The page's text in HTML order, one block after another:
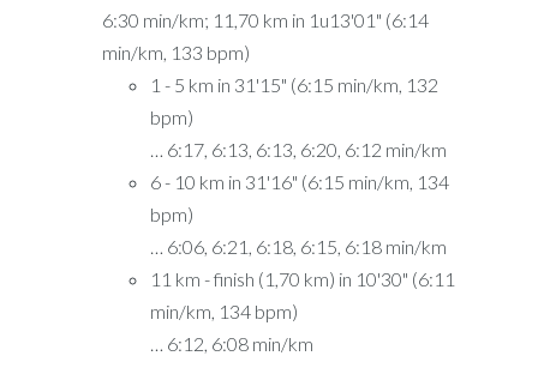
6:30 min/km; 11,70 km in 1u13'01" (6:14
min/km, 133 bpm)
1 - 5 km in 31'15" (6:15 min/km, 132
bpm)
… 6:17, 6:13, 6:13, 6:20, 6:12 min/km
6 - 10 km in 31'16" (6:15 min/km, 134
bpm)
… 6:06, 6:21, 6:18, 6:15, 6:18 min/km
11 km - finish (1,70 km) in 10'30" (6:11
min/km, 134 bpm)
… 6:12, 6:08 min/km